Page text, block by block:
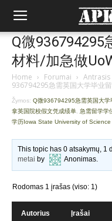
Q微936794295
材料/加急做
Home › Forumai › Antrasis
936794295急需英国大学毕业
Žymos: Q微936794295急需英国大学
拿英国院校假文凭成绩单 急需留学学
学历Iowa State University of
This topic has 0 atsakymų,
metai by Anonimas.
Rodomas 1 įrašas (viso: 1)
Autorius Įrašai